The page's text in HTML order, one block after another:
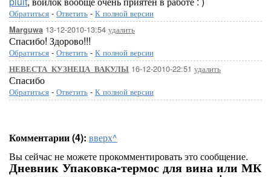
Обратиться - Ответить - К полной версии
Marguwa 13-12-2010-13:54 удалить
Спасибо! Здорово!!!
Обратиться - Ответить - К полной версии
НЕВЕСТА_КУЗНЕЦА_ВАКУЛЫ 16-12-2010-22:51 удалить
Спасибо
Обратиться - Ответить - К полной версии
Комментарии (4): вверх^
Вы сейчас не можете прокомментировать это сообщение.
Дневник Упаковка-термос для вина или МК